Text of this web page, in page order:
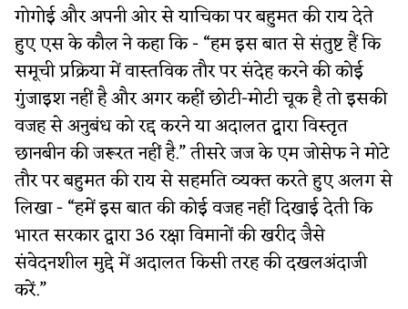
गोगोई और अपनी ओर से याचिका पर बहुमत की राय देते
हुए एस के कौल ने कहा कि - “हम इस बात से संतुष्ट हैं कि
समूची प्रक्रिया में वास्तविक तौर पर संदेह करने की कोई
गुंजाइश नहीं है और अगर कहीं छोटी-मोटी चूक है तो इसकी
वजह से अनुबंध को रद्द करने या अदालत द्वारा विस्तृत
छानबीन की जरूरत नहीं है.” तीसरे जज के एम जोसेफ ने मोटे
तौर पर बहुमत की राय से सहमति व्यक्त करते हुए अलग से
लिखा - “हमें इस बात की कोई वजह नहीं दिखाई देती कि
भारत सरकार द्वारा 36 रक्षा विमानों की खरीद जैसे
संवेदनशील मुद्दे में अदालत किसी तरह की दखलअंदाजी
करें.”